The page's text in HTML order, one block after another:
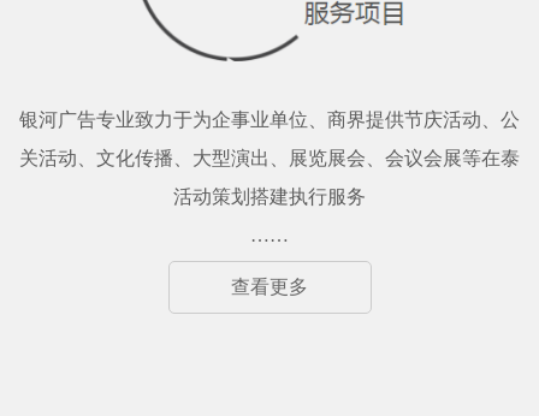
银河广告专业致力于为企事业单位、商界提供节庆活动、公
关活动、文化传播、大型演出、展览展会、会议会展等在泰
活动策划搭建执行服务
……
查看更多